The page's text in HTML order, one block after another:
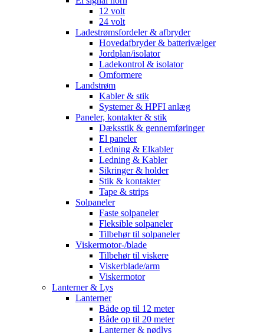
12 volt
24 volt
Ladestrømsfordeler & afbryder
Hovedafbryder & batterivælger
Jordplan/isolator
Ladekontrol & isolator
Omformere
Landstrøm
Kabler & stik
Systemer & HPFI anlæg
Paneler, kontakter & stik
Dæksstik & gennemføringer
El paneler
Ledning & Elkabler
Ledning & Kabler
Sikringer & holder
Stik & kontakter
Tape & strips
Solpaneler
Faste solpaneler
Fleksible solpaneler
Tilbehør til solpaneler
Viskermotor-/blade
Tilbehør til viskere
Viskerblade/arm
Viskermotor
Lanterner & Lys
Lanterner
Både op til 12 meter
Både op til 20 meter
Lanterner & nødlys